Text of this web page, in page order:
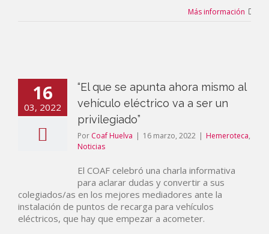
Más información
16
03, 2022
“El que se apunta ahora mismo al
vehículo eléctrico va a ser un
privilegiado”
Por Coaf Huelva | 16 marzo, 2022 | Hemeroteca,
Noticias
El COAF celebró una charla informativa
para aclarar dudas y convertir a sus
colegiados/as en los mejores mediadores ante la
instalación de puntos de recarga para vehículos
eléctricos, que hay que empezar a acometer.